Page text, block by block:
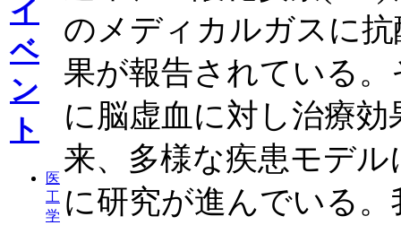
イ
ベ
ン
ト
医
工
学
のメディカルガスに
果が報告されている
に脳虚血に対し治療
来、多様な疾患モデ
に研究が進んでいる